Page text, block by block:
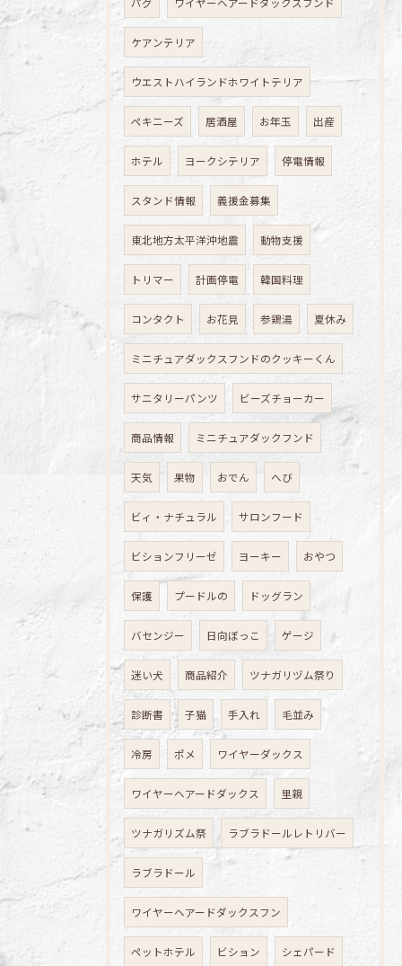
ケアンテリア
ウエストハイランドホワイトテリア
ペキニーズ 居酒屋 お年玉 出産
ホテル ヨークシテリア 停電情報
スタンド情報 義援金募集
東北地方太平洋沖地震 動物支援
トリマー 計画停電 韓国料理
コンタクト お花見 参鶏湯 夏休み
ミニチュアダックスフンドのクッキーくん
サニタリーパンツ ビーズチョーカー
商品情報 ミニチュアダックフンド
天気 果物 おでん へび
ビィ・ナチュラル サロンフード
ビションフリーゼ ヨーキー おやつ
保護 プードルの ドッグラン
バセンジー 日向ぼっこ ゲージ
迷い犬 商品紹介 ツナガリヅム祭り
診断書 子猫 手入れ 毛並み
冷房 ポメ ワイヤーダックス
ワイヤーヘアードダックス 里親
ツナガリズム祭 ラブラドールレトリバー
ラブラドール
ワイヤーヘアードダックスフン
ペットホテル ビション シェパード